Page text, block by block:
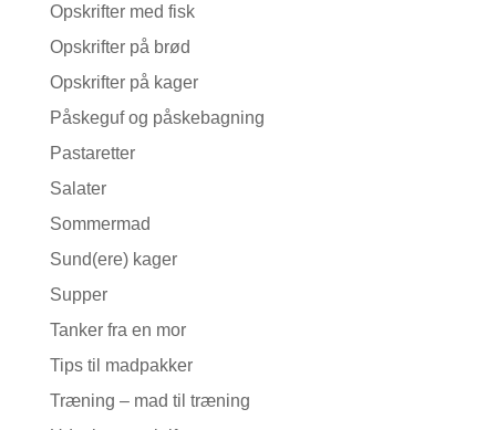
Opskrifter med fisk
Opskrifter på brød
Opskrifter på kager
Påskeguf og påskebagning
Pastaretter
Salater
Sommermad
Sund(ere) kager
Supper
Tanker fra en mor
Tips til madpakker
Træning – mad til træning